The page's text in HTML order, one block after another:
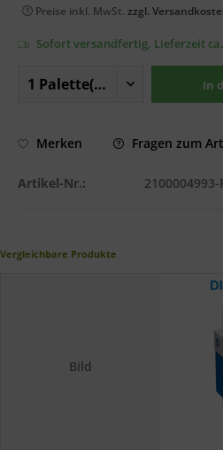
Preise inkl. MwSt. zzgl.
Sofort versandfertig, Lieferzeit
In
Merken Fragen zum
Artikel-Nr.: 2100004993-
Vergleichbare Produkte
Bild